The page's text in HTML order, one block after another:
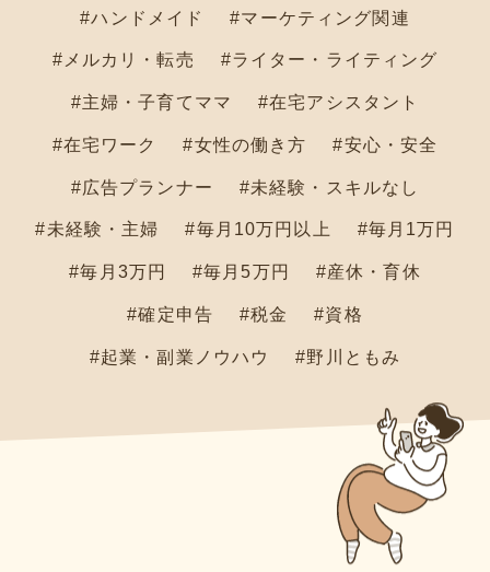
#ハンドメイド #マーケティング関連
#メルカリ・転売 #ライター・ライティング
#主婦・子育てママ #在宅アシスタント
#在宅ワーク #女性の働き方 #安心・安全
#広告プランナー #未経験・スキルなし
#未経験・主婦 #毎月10万円以上 #毎月1万円
#毎月3万円 #毎月5万円 #産休・育休
#確定申告 #税金 #資格
#起業・副業ノウハウ #野川ともみ